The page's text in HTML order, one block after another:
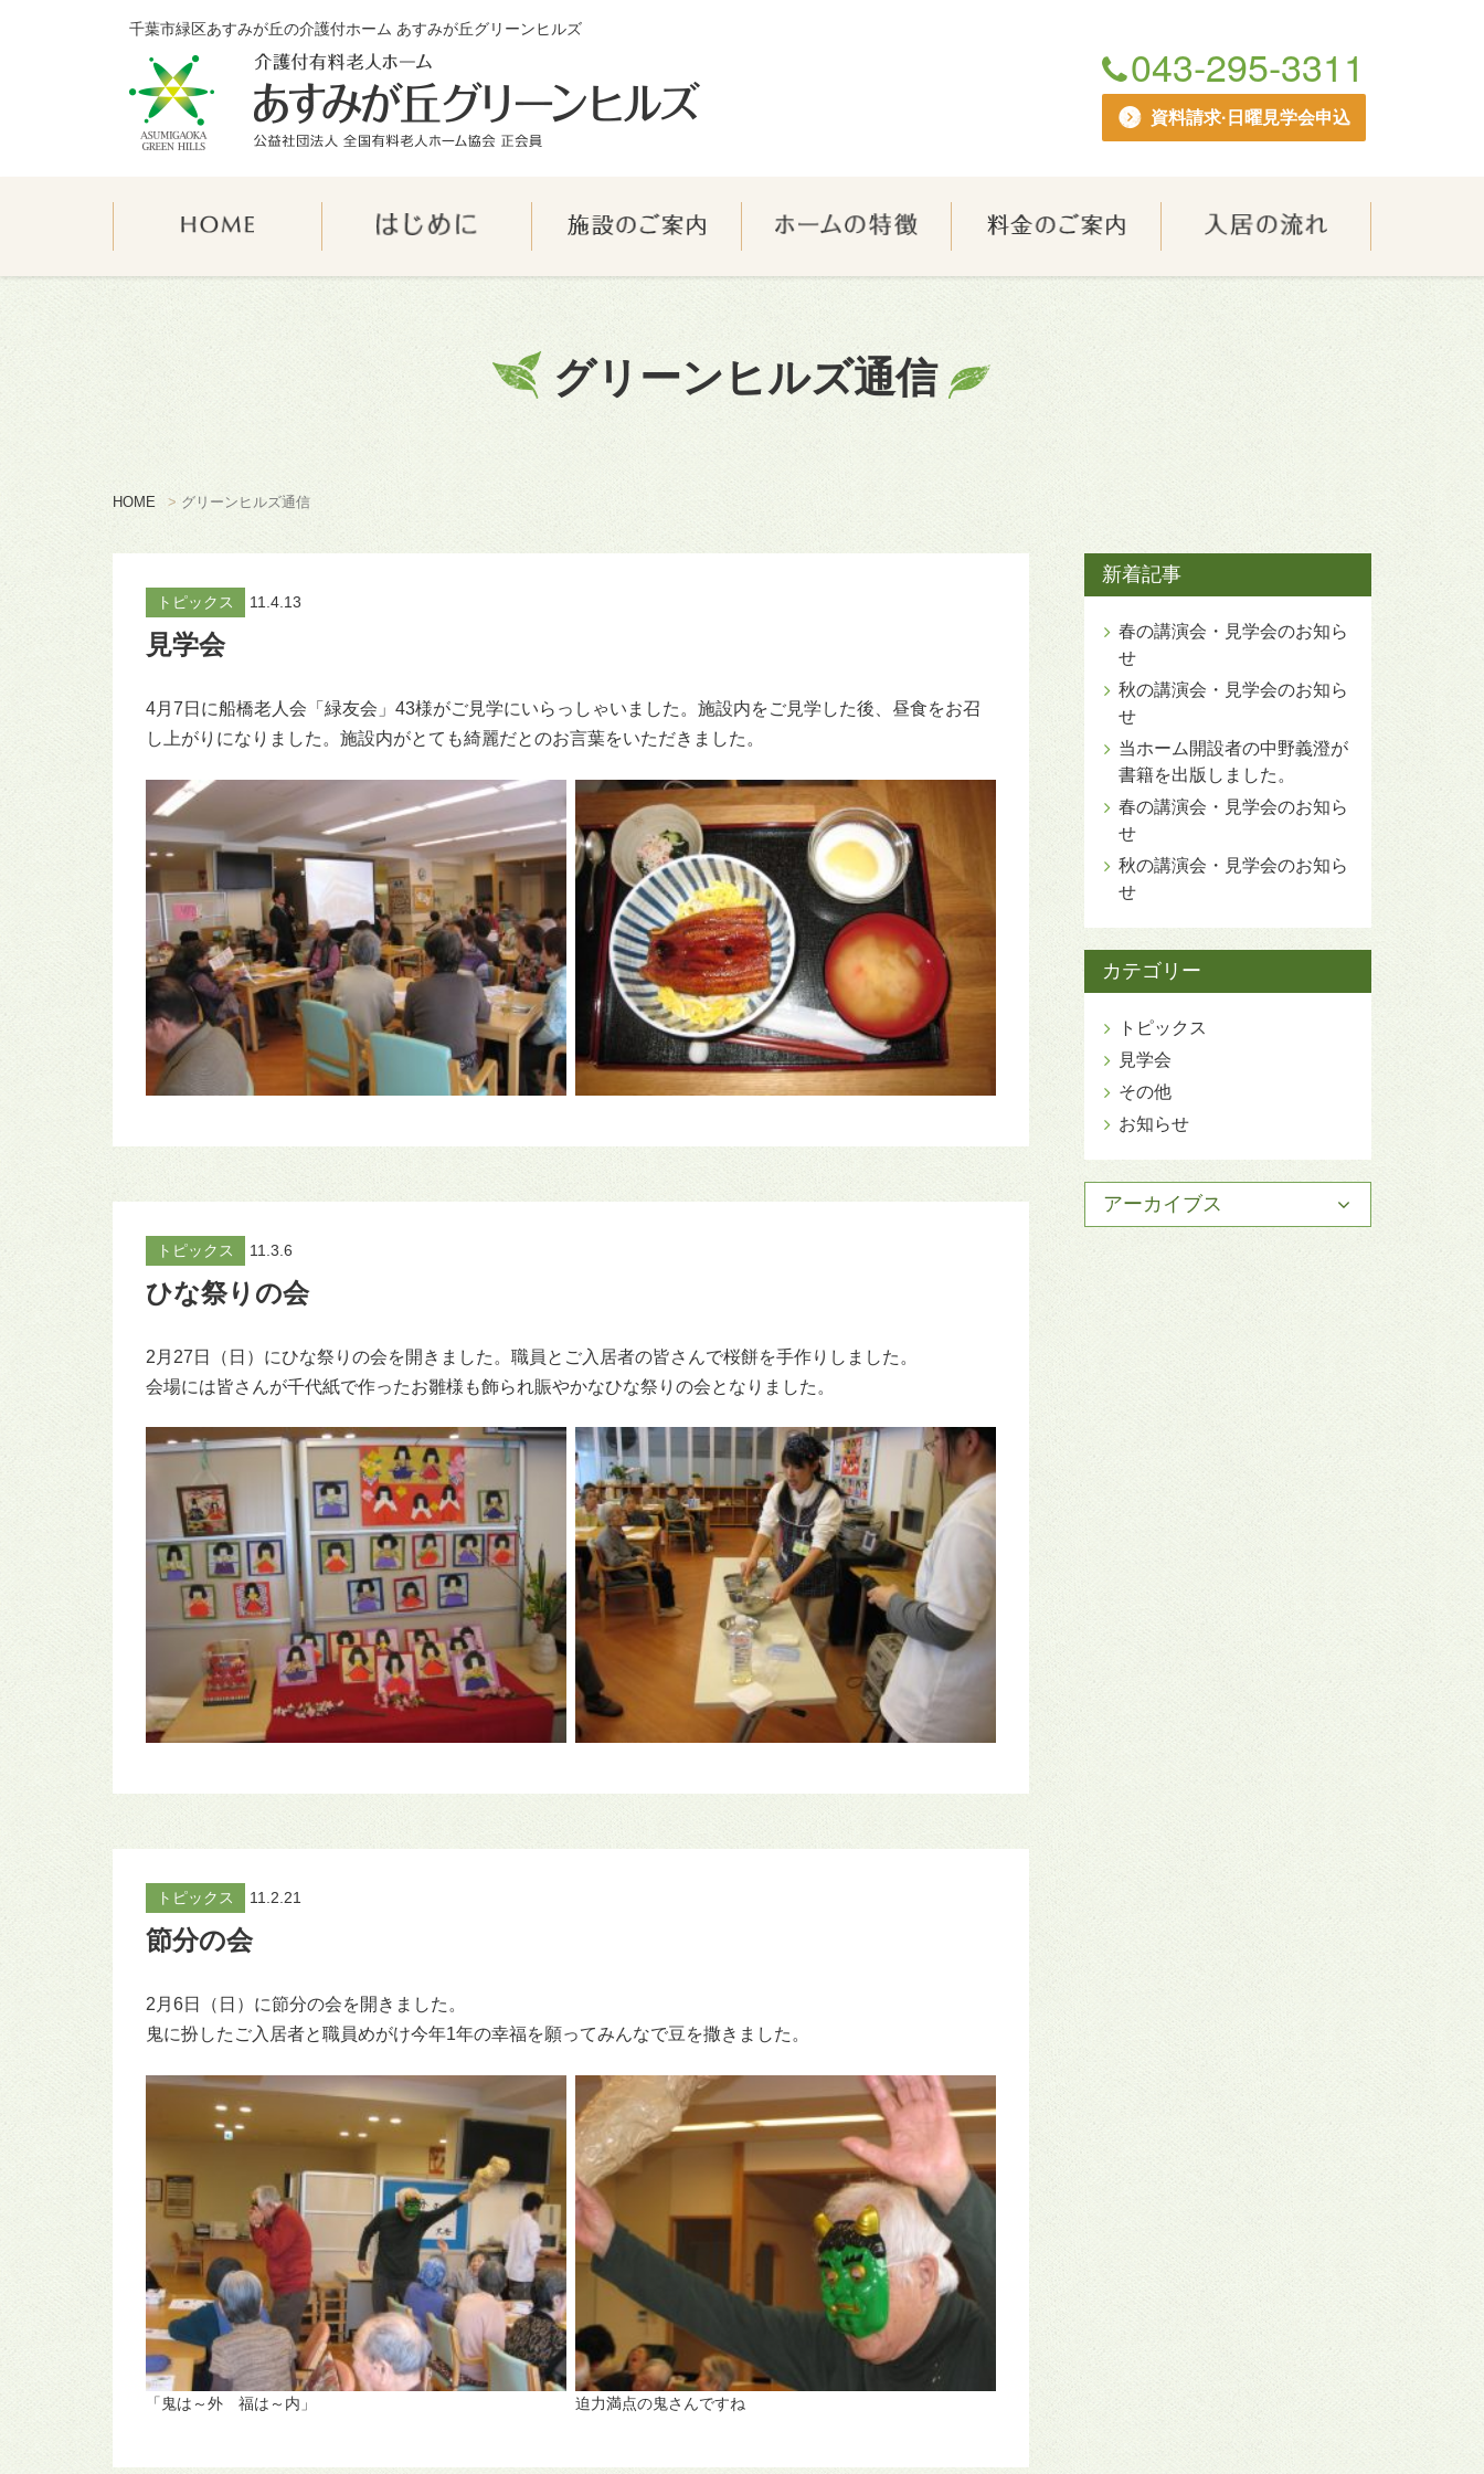
千葉市緑区あすみが丘の介護付ホーム あすみが丘グリーンヒルズ
043-295-3311
資料請求·日曜見学会申込
グリーンヒルズ通信
HOME > グリーンヒルズ通信
トピックス 11.4.13
見学会
4月7日に船橋老人会「緑友会」43様がご見学にいらっしゃいました。施設内をご見学した後、昼食をお召
し上がりになりました。施設内がとても綺麗だとのお言葉をいただきました。
トピックス 11.3.6
ひな祭りの会
2月27日（日）にひな祭りの会を開きました。職員とご入居者の皆さんで桜餅を手作りしました。
会場には皆さんが千代紙で作ったお雛様も飾られ賑やかなひな祭りの会となりました。
トピックス 11.2.21
節分の会
2月6日（日）に節分の会を開きました。
鬼に扮したご入居者と職員めがけ今年1年の幸福を願ってみんなで豆を撒きました。
「鬼は～外 福は～内」 迫力満点の鬼さんですね
新着記事
春の講演会・見学会のお知ら
せ
秋の講演会・見学会のお知ら
せ
当ホーム開設者の中野義澄が
書籍を出版しました。
春の講演会・見学会のお知ら
せ
秋の講演会・見学会のお知ら
せ
カテゴリー
トピックス
見学会
その他
お知らせ
アーカイブス